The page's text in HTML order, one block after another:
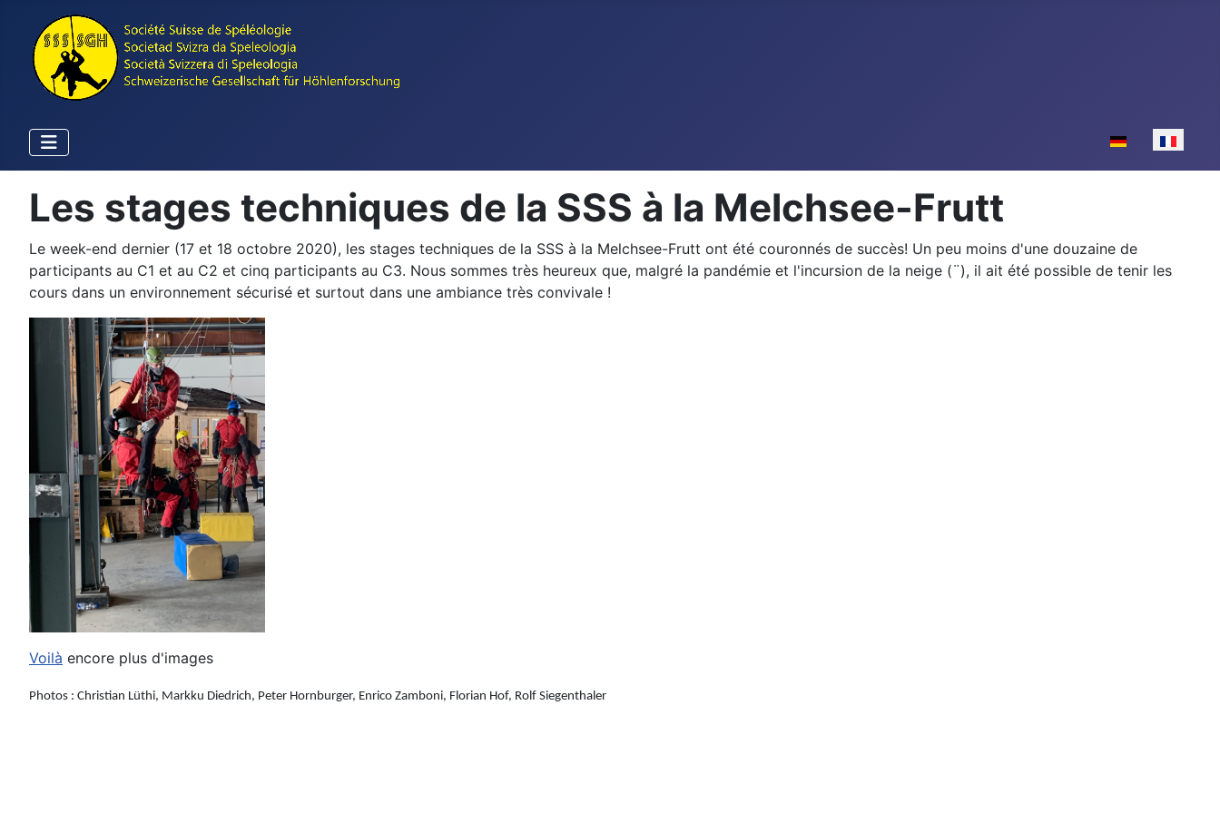
Sélectionnez
Les stages techniques de la SSS à la Melchsee-Frutt
Le week-end dernier (17 et 18 octobre 2020), les stages techniques de la SSS à la Melchsee-Frutt ont été couronnés de succès! Un peu moins d'une douzaine de
participants au C1 et au C2 et cinq participants au C3. Nous sommes très heureux que, malgré la pandémie et l'incursion de la neige (¨), il ait été possible de tenir les
cours dans un environnement sécurisé et surtout dans une ambiance très convivale !
Voilà encore plus d'images
Photos : Christian Lüthi, Markku Diedrich, Peter Hornburger, Enrico Zamboni, Florian Hof, Rolf Siegenthaler